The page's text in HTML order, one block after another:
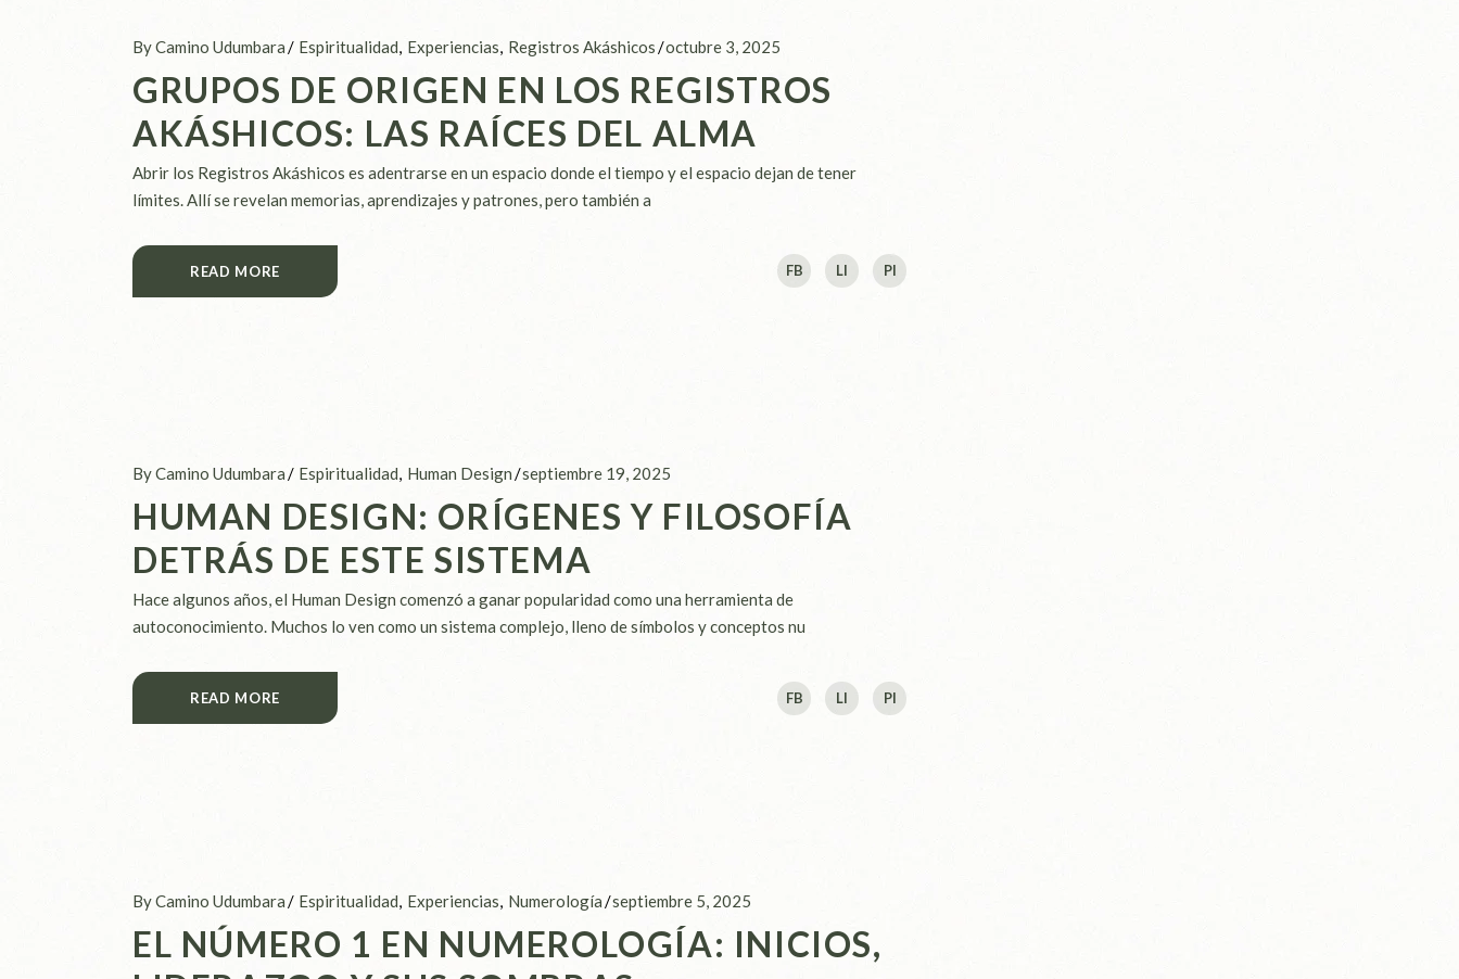
By Camino Udumbara Espiritualidad Experiencias Registros Akáshicos octubre 3, 2025
GRUPOS DE ORIGEN EN LOS REGISTROS
AKÁSHICOS: LAS RAÍCES DEL ALMA
Abrir los Registros Akáshicos es adentrarse en un espacio donde el tiempo y el espacio dejan de tener
límites. Allí se revelan memorias, aprendizajes y patrones, pero también a
READ MORE FB LI PI
By Camino Udumbara Espiritualidad Human Design septiembre 19, 2025
HUMAN DESIGN: ORÍGENES Y FILOSOFÍA
DETRÁS DE ESTE SISTEMA
Hace algunos años, el Human Design comenzó a ganar popularidad como una herramienta de
autoconocimiento. Muchos lo ven como un sistema complejo, lleno de símbolos y conceptos nu
READ MORE FB LI PI
By Camino Udumbara Espiritualidad Experiencias Numerología septiembre 5, 2025
EL NÚMERO 1 EN NUMEROLOGÍA: INICIOS,